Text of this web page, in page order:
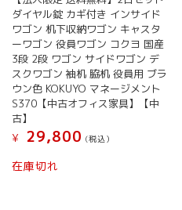
ダイヤル錠 カギ付き インサイド
ワゴン 机下収納ワゴン キャスタ
ーワゴン 役員ワゴン コクヨ 国産
3段 2段 ワゴン サイドワゴン デ
スクワゴン 袖机 脇机 役員用 ブラ
ウン色 KOKUYO マネージメント
S370【中古オフィス家具】【中
古】
¥
29,800 (税込）
在庫切れ